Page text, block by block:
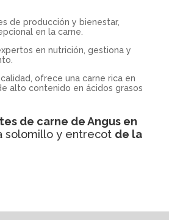
de producción y bienestar,
en la carne.
en nutrición, gestiona y
ofrece una carne rica en
alto contenido en ácidos grasos
de carne deAngus en
solomillo y entrecot de la